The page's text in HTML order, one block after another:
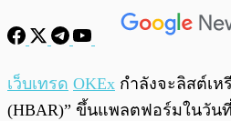
เว็บเทรด OKEx กำลังจะลิสต์เห
(HBAR)” ขึ้นแพลตฟอร์มในวัน